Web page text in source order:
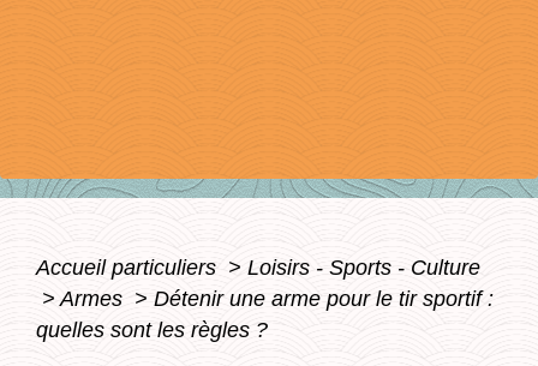
Accueil particuliers > Loisirs - Sports - Culture
> Armes > Détenir une arme pour le tir sportif :
quelles sont les règles ?